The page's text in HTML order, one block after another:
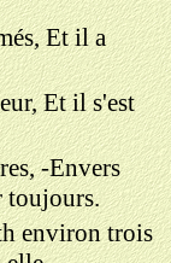
Et il a
Et il s'est
-Envers
toujours.
environ trois